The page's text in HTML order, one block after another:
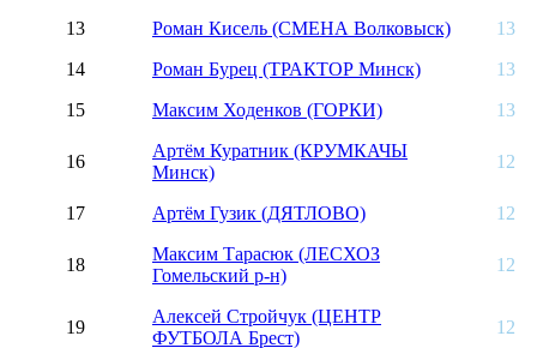
13 Роман Кисель (СМЕНА Волковыск)
13
14
Роман Бурец (ТРАКТОР Минск)
13
15
Максим Ходенков (ГОРКИ) 13
16
Артём Куратник (КРУМКАЧЫ
Минск)
12
17 Артём Гузик (ДЯТЛОВО) 12
18
Максим Тарасюк (ЛЕСХОЗ
Гомельский р-н)
12
19
Алексей Стройчук (ЦЕНТР
ФУТБОЛА Брест)
12